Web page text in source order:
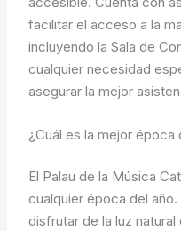
facilitar el acceso a la
incluyendo la Sala de
cualquier necesidad
asegurar la mejor
¿Cuál es la mejor época
El Palau de la Música
cualquier época del
disfrutar de la luz